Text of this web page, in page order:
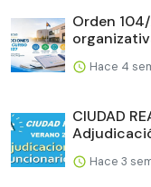
Orden
Hace 4
CIUDAD
Hace 3